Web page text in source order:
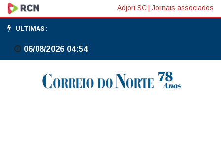
Jefferson,
do
Fed,
avalia
Adjori SC Jornais associados
ULTIMAS :
06/08/2026 04:54